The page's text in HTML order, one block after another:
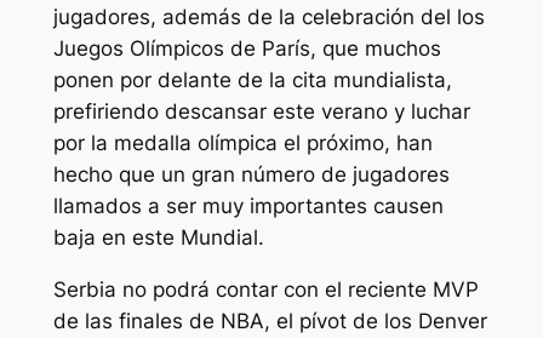
jugadores, además de la celebración del los
Juegos Olímpicos de París, que muchos
ponen por delante de la cita mundialista,
prefiriendo descansar este verano y luchar
por la medalla olímpica el próximo, han
hecho que un gran número de jugadores
llamados a ser muy importantes causen
baja en este Mundial.
Serbia no podrá contar con el reciente MVP
de las finales de NBA, el pívot de los Denver